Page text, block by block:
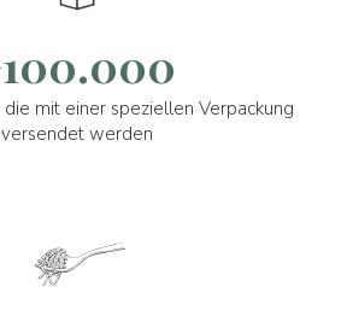
die mit einer speziellen Verpackung
versendet werden